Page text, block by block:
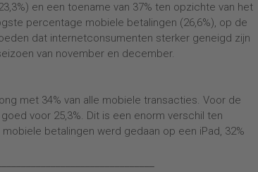
en een toename van 37% ten opzichte van het
percentage mobiele betalingen (26,6%), op de
dat internetconsumenten sterker geneigd zijn
van november en december.
met 34% van alle mobiele transacties. Voor de
voor 25,3%. Dit is een enorm verschil ten
betalingen werd gedaan op een iPad, 32%